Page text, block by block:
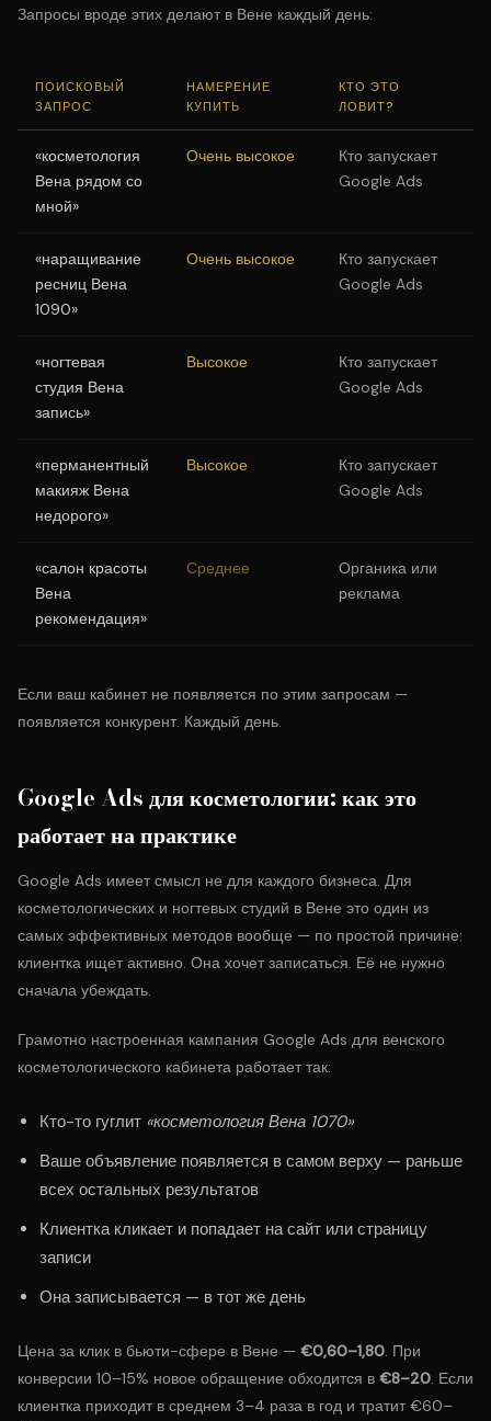
Запросы вроде этих делают в Вене каждый день:
ПОИСКОВЫЙ
ЗАПРОС
НАМЕРЕНИЕ
КУПИТЬ
КТО ЭТО
ЛОВИТ?
«косметология
Вена рядом со
мной»
Очень высокое
Кто запускает
Google Ads
«наращивание
ресниц Вена
1090»
Очень высокое
Кто запускает
Google Ads
«ногтевая
студия Вена
запись»
Высокое
Кто запускает
Google Ads
«перманентный
макияж Вена
недорого»
Высокое
Кто запускает
Google Ads
«салон красоты
Вена
рекомендация»
Среднее
Органика или
реклама
Если ваш кабинет не появляется по этим запросам —
появляется конкурент. Каждый день.
Google Ads для косметологии: как это
работает на практике
Google Ads имеет смысл не для каждого бизнеса. Для
косметологических и ногтевых студий в Вене это один из
самых эффективных методов вообще — по простой причине:
клиентка ищет активно. Она хочет записаться. Её не нужно
сначала убеждать.
Грамотно настроенная кампания Google Ads для венского
косметологического кабинета работает так:
Кто-то гуглит «косметология Вена 1070»
Ваше объявление появляется в самом верху — раньше
всех остальных результатов
Клиентка кликает и попадает на сайт или страницу
записи
Она записывается — в тот же день
Цена за клик в бьюти-сфере в Вене — €0,60–1,80. При
конверсии 10–15% новое обращение обходится в €8–20. Если
клиентка приходит в среднем 3–4 раза в год и тратит €60–